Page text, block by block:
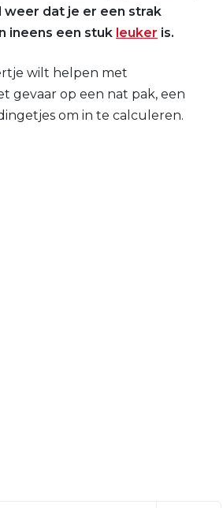
weer dat je er een strak
ineens een stuk leuker is.
wilt helpen met
gevaar op een nat pak, een
om in te calculeren.